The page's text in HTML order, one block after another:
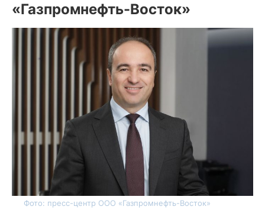
«Газпромнефть-Восток»
Фото: пресс-центр ООО «Газпромнефть-Восток»